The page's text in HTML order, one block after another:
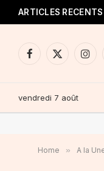
ARTICLES RECENTS
Facebook
X
vendredi 7 août
Home » A la